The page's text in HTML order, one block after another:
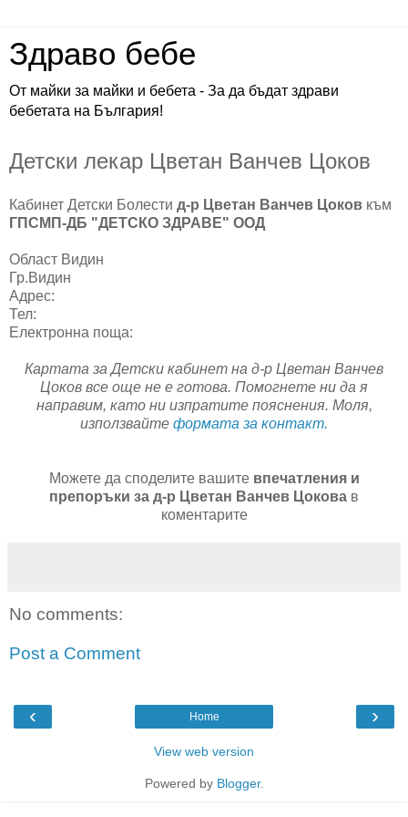
Здраво бебе
От майки за майки и бебета - За да бъдат здрави
бебетата на България!
Детски лекар Цветан Ванчев Цоков
Кабинет Детски Болести д-р Цветан Ванчев Цоков към
ГПСМП-ДБ "ДЕТСКО ЗДРАВЕ" ООД
Област Видин
Гр.Видин
Адрес:
Тел:
Електронна поща:
Картата за Детски кабинет на д-р Цветан Ванчев
Цоков все още не е готова. Помогнете ни да я
направим, като ни изпратите пояснения. Моля,
използвайте формата за контакт.
Можете да споделите вашите впечатления и
препоръки за д-р Цветан Ванчев Цокова в
коментарите
No comments:
Post a Comment
‹ ›
Home
View web version
Powered by Blogger.